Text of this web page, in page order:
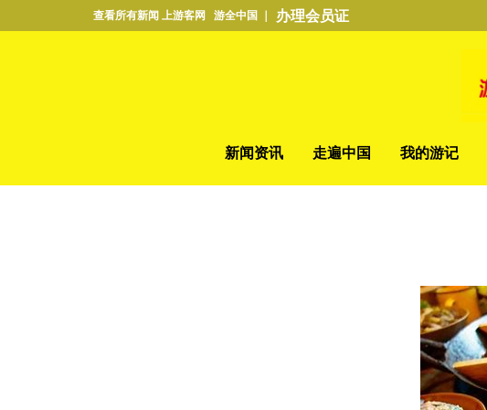
查看所有新闻 上游客网 游全中国 ｜ 办理会员证
新闻资讯 走遍中国 我的游记